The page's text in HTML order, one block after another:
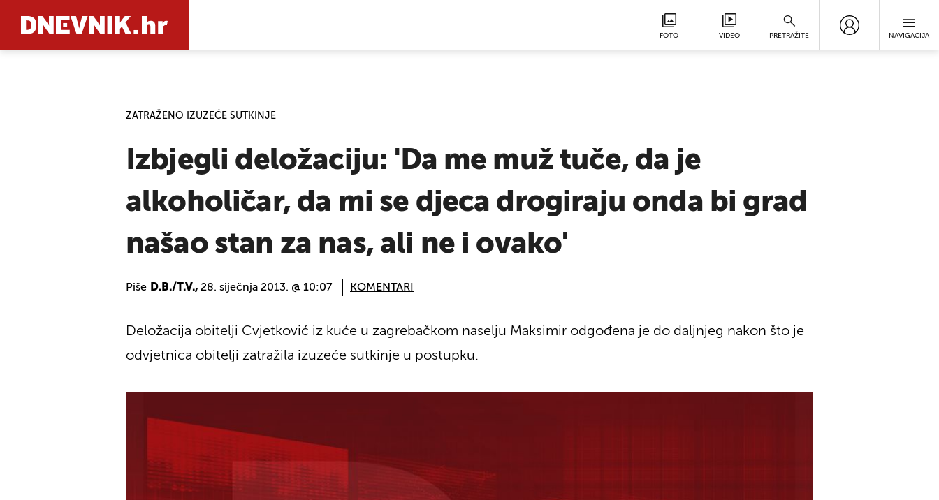
FOTO VIDEO PRETRAŽITE NAVIGACIJA
ZATRAŽENO IZUZEĆE SUTKINJE
Izbjegli deložaciju: 'Da me muž tuče, da je
alkoholičar, da mi se djeca drogiraju onda bi grad
našao stan za nas, ali ne i ovako'
Piše D.B./T.V., 28. siječnja 2013. @ 10:07 KOMENTARI
Deložacija obitelji Cvjetković iz kuće u zagrebačkom naselju Maksimir odgođena je do daljnjeg nakon što je
odvjetnica obitelji zatražila izuzeće sutkinje u postupku.